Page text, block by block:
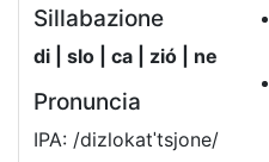
Sillabazione
di | slo | ca | zió | ne
Pronuncia
IPA: /dizlokatˈtsjone/